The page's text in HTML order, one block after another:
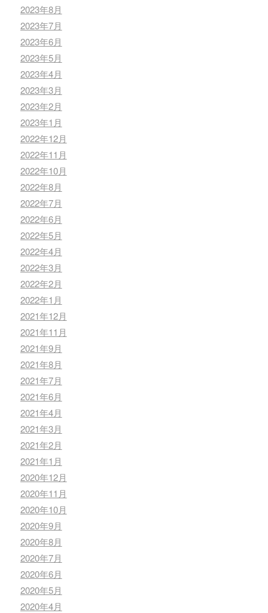
2023年8月
2023年7月
2023年6月
2023年5月
2023年4月
2023年3月
2023年2月
2023年1月
2022年12月
2022年11月
2022年10月
2022年8月
2022年7月
2022年6月
2022年5月
2022年4月
2022年3月
2022年2月
2022年1月
2021年12月
2021年11月
2021年9月
2021年8月
2021年7月
2021年6月
2021年4月
2021年3月
2021年2月
2021年1月
2020年12月
2020年11月
2020年10月
2020年9月
2020年8月
2020年7月
2020年6月
2020年5月
2020年4月